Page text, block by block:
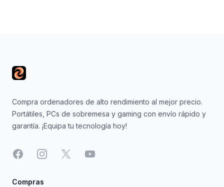
Compra ordenadores de alto rendimiento al mejor precio.
Portátiles, PCs de sobremesa y gaming con envío rápido y
garantía. ¡Equipa tu tecnología hoy!
FacebookInstagram
X YouTube
Compras